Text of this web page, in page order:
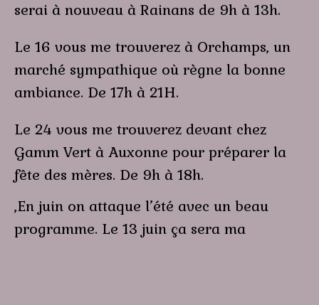
serai à nouveau à Rainans de 9h à 13h.
Le 16 vous me trouverez à Orchamps, un
marché sympathique où règne la bonne
ambiance. De 17h à 21H.
Le 24 vous me trouverez devant chez
Gamm Vert à Auxonne pour préparer la
fête des mères. De 9h à 18h.
,En juin on attaque l’été avec un beau
programme. Le 13 juin ça sera ma